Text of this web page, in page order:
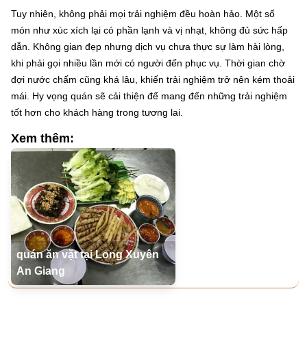
Tuy nhiên, không phải mọi trải nghiệm đều hoàn hảo. Một số
món như xúc xích lại có phần lạnh và vị nhạt, không đủ sức hấp
dẫn. Không gian đẹp nhưng dịch vụ chưa thực sự làm hài lòng,
khi phải gọi nhiều lần mới có người đến phục vụ. Thời gian chờ
đợi nước chấm cũng khá lâu, khiến trải nghiệm trở nên kém thoải
mái. Hy vọng quán sẽ cải thiện để mang đến những trải nghiệm
tốt hơn cho khách hàng trong tương lai.
Xem thêm:
quán ăn vặt tại Long Xuyên
An Giang